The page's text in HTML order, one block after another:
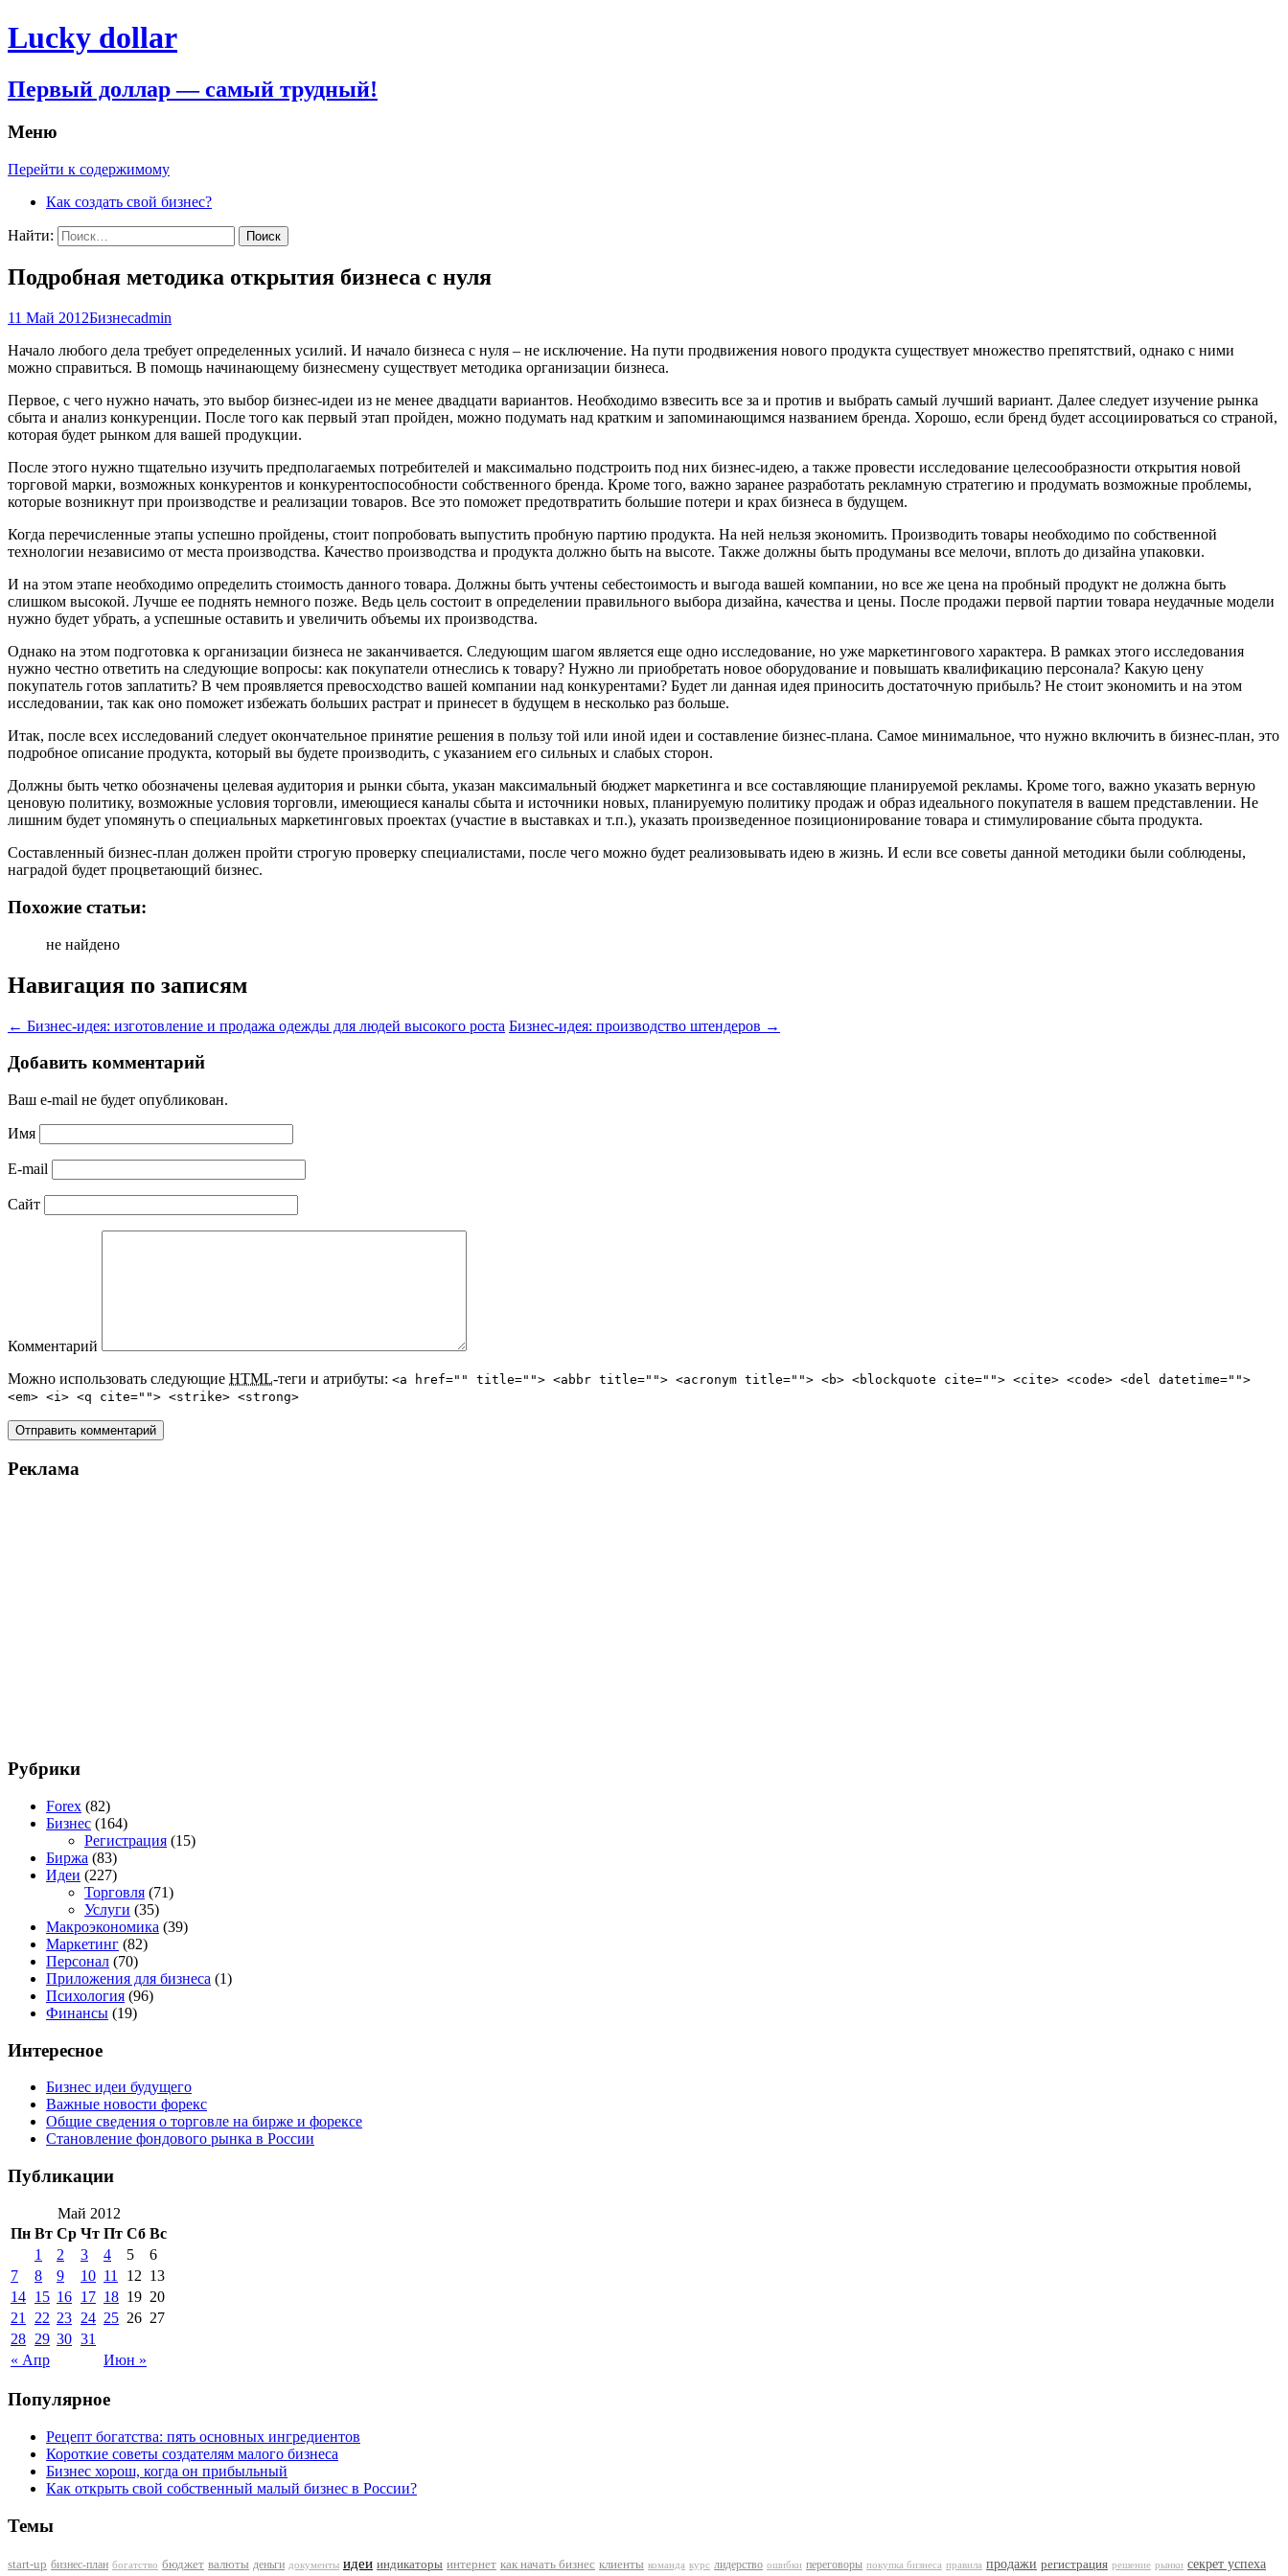
Lucky dollar
Первый доллар — самый трудный!
Меню
Перейти к содержимому
Как создать свой бизнес?
Найти:
Подробная методика открытия бизнеса с нуля
11 Май 2012Бизнесadmin
Начало любого дела требует определенных усилий. И начало бизнеса с нуля – не исключение. На пути продвижения нового продукта существует множество препятствий, однако с ними
можно справиться. В помощь начинающему бизнесмену существует методика организации бизнеса.
Первое, с чего нужно начать, это выбор бизнес-идеи из не менее двадцати вариантов. Необходимо взвесить все за и против и выбрать самый лучший вариант. Далее следует изучение рынка
сбыта и анализ конкуренции. После того как первый этап пройден, можно подумать над кратким и запоминающимся названием бренда. Хорошо, если бренд будет ассоциироваться со страной,
которая будет рынком для вашей продукции.
После этого нужно тщательно изучить предполагаемых потребителей и максимально подстроить под них бизнес-идею, а также провести исследование целесообразности открытия новой
торговой марки, возможных конкурентов и конкурентоспособности собственного бренда. Кроме того, важно заранее разработать рекламную стратегию и продумать возможные проблемы,
которые возникнут при производстве и реализации товаров. Все это поможет предотвратить большие потери и крах бизнеса в будущем.
Когда перечисленные этапы успешно пройдены, стоит попробовать выпустить пробную партию продукта. На ней нельзя экономить. Производить товары необходимо по собственной
технологии независимо от места производства. Качество производства и продукта должно быть на высоте. Также должны быть продуманы все мелочи, вплоть до дизайна упаковки.
И на этом этапе необходимо определить стоимость данного товара. Должны быть учтены себестоимость и выгода вашей компании, но все же цена на пробный продукт не должна быть
слишком высокой. Лучше ее поднять немного позже. Ведь цель состоит в определении правильного выбора дизайна, качества и цены. После продажи первой партии товара неудачные модели
нужно будет убрать, а успешные оставить и увеличить объемы их производства.
Однако на этом подготовка к организации бизнеса не заканчивается. Следующим шагом является еще одно исследование, но уже маркетингового характера. В рамках этого исследования
нужно честно ответить на следующие вопросы: как покупатели отнеслись к товару? Нужно ли приобретать новое оборудование и повышать квалификацию персонала? Какую цену
покупатель готов заплатить? В чем проявляется превосходство вашей компании над конкурентами? Будет ли данная идея приносить достаточную прибыль? Не стоит экономить и на этом
исследовании, так как оно поможет избежать больших растрат и принесет в будущем в несколько раз больше.
Итак, после всех исследований следует окончательное принятие решения в пользу той или иной идеи и составление бизнес-плана. Самое минимальное, что нужно включить в бизнес-план, это
подробное описание продукта, который вы будете производить, с указанием его сильных и слабых сторон.
Должны быть четко обозначены целевая аудитория и рынки сбыта, указан максимальный бюджет маркетинга и все составляющие планируемой рекламы. Кроме того, важно указать верную
ценовую политику, возможные условия торговли, имеющиеся каналы сбыта и источники новых, планируемую политику продаж и образ идеального покупателя в вашем представлении. Не
лишним будет упомянуть о специальных маркетинговых проектах (участие в выставках и т.п.), указать произведенное позиционирование товара и стимулирование сбыта продукта.
Составленный бизнес-план должен пройти строгую проверку специалистами, после чего можно будет реализовывать идею в жизнь. И если все советы данной методики были соблюдены,
наградой будет процветающий бизнес.
Похожие статьи:
не найдено
Навигация по записям
← Бизнес-идея: изготовление и продажа одежды для людей высокого роста Бизнес-идея: производство штендеров →
Добавить комментарий
Ваш e-mail не будет опубликован.
Имя
E-mail
Сайт
Комментарий
Можно использовать следующие HTML-теги и атрибуты: <a href="" title=""> <abbr title=""> <acronym title=""> <b> <blockquote cite=""> <cite> <code> <del datetime="">
<em> <i> <q cite=""> <strike> <strong>
Реклама
Рубрики
Forex (82)
Бизнес (164)
Регистрация (15)
Биржа (83)
Идеи (227)
Торговля (71)
Услуги (35)
Макроэкономика (39)
Маркетинг (82)
Персонал (70)
Приложения для бизнеса (1)
Психология (96)
Финансы (19)
Интересное
Бизнес идеи будущего
Важные новости форекс
Общие сведения о торговле на бирже и форексе
Становление фондового рынка в России
Публикации
Май 2012
Пн Вт Ср Чт Пт Сб Вс
« Апр Июн »
1 2 3 4 5
6
7
8 9 10 11 12 13
14 15 16 17 18 19 20
21
22 23 24 25 26 27
28 29 30 31
Популярное
Рецепт богатства: пять основных ингредиентов
Короткие советы создателям малого бизнеса
Бизнес хорош, когда он прибыльный
Как открыть свой собственный малый бизнес в России?
Темы
start-up бизнес-план богатство бюджет валюты деньги документы идеи индикаторы интернет как начать бизнес клиенты команда курс лидерство ошибки переговоры покупка бизнеса правила продажи регистрация решение рынки секрет успеха